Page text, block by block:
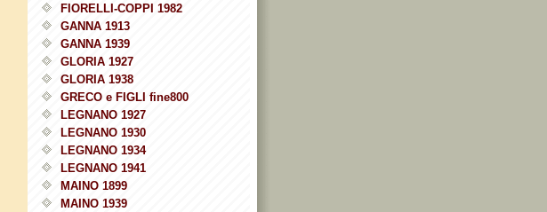
FIORELLI-COPPI 1982
GANNA 1913
GANNA 1939
GLORIA 1927
GLORIA 1938
GRECO e FIGLI fine800
LEGNANO 1927
LEGNANO 1930
LEGNANO 1934
LEGNANO 1941
MAINO 1899
MAINO 1939